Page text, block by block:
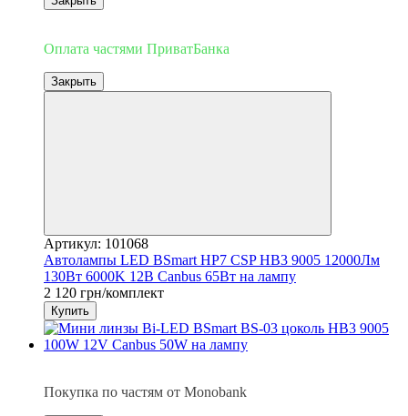
Оплата частями ПриватБанка
Закрыть
Артикул: 101068
Автолампы LED BSmart HP7 CSP HB3 9005 12000Лм
130Вт 6000K 12В Canbus 65Вт на лампу
2 120 грн/комплект
Купить
Покупка по частям от Monobank